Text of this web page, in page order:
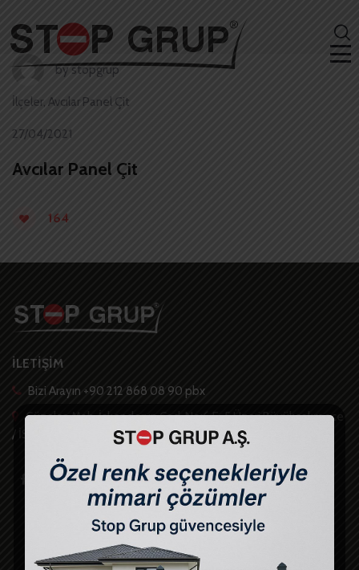
bystopgrup
İlçeler, Avcılar Panel Çit
27/04/2021
Avcılar Panel Çit
164
İLETİŞİM
Bizi Arayın +90 212 868 08 90 pbx
Güzelce Mah. İskenderun Cad. No:6 E-5 Üzeri Büyükçekmece
/ İSTANBUL -TR
Hızlı Linkler